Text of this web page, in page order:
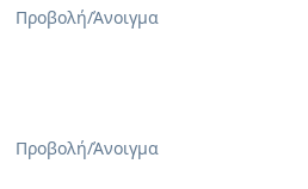
Προβολή/Άνοιγμα
Προβολή/Άνοιγμα